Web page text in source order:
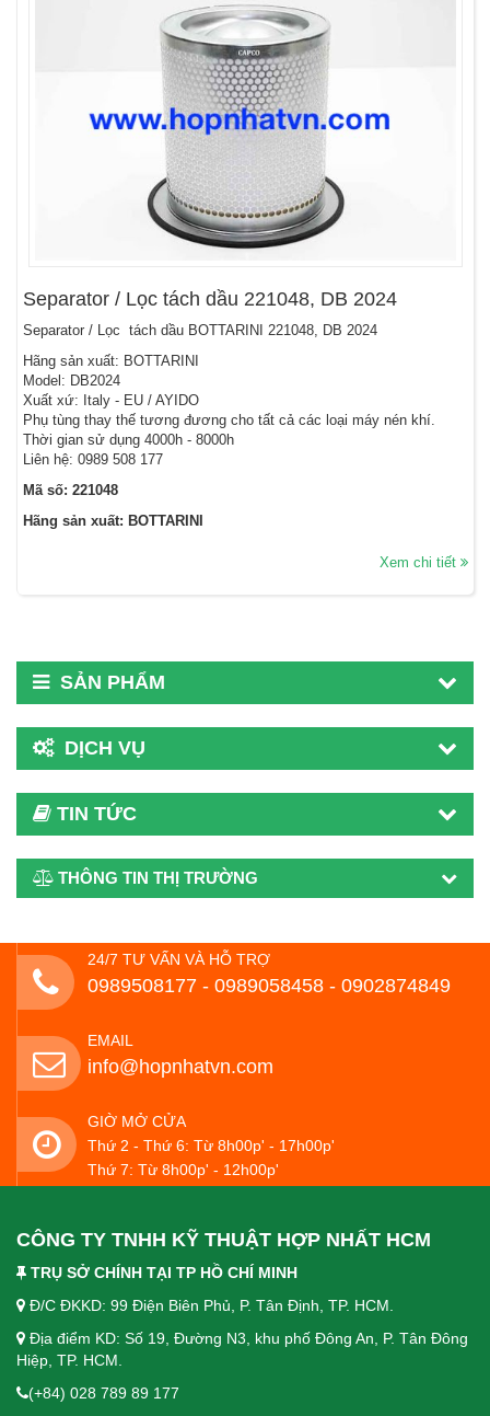
Separator / Lọc tách dầu 221048, DB 2024
Separator / Lọc tách dầu BOTTARINI 221048, DB 2024
Hãng sản xuất: BOTTARINI
Model: DB2024
Xuất xứ: Italy - EU / AYIDO
Phụ tùng thay thế tương đương cho tất cả các loại máy nén khí.
Thời gian sử dụng 4000h - 8000h
Liên hệ: 0989 508 177
Mã số: 221048
Hãng sản xuất: BOTTARINI
Xem chi tiết
SẢN PHẨM
DỊCH VỤ
TIN TỨC
THÔNG TIN THỊ TRƯỜNG
24/7 TƯ VẤN VÀ HỖ TRỢ
0989508177 - ‭0989058458‬ - 0902874849
EMAIL
info@hopnhatvn.com
GIỜ MỞ CỬA
Thứ 2 - Thứ 6: Từ 8h00p' - 17h00p'
Thứ 7: Từ 8h00p' - 12h00p'
CÔNG TY TNHH KỸ THUẬT HỢP NHẤT HCM
TRỤ SỞ CHÍNH TẠI TP HỒ CHÍ MINH
Đ/C ĐKKD: 99 Điện Biên Phủ, P. Tân Định, TP. HCM.
Địa điểm KD: Số 19, Đường N3, khu phố Đông An, P. Tân Đông
Hiệp, TP. HCM.
(+84) 028 789 89 177